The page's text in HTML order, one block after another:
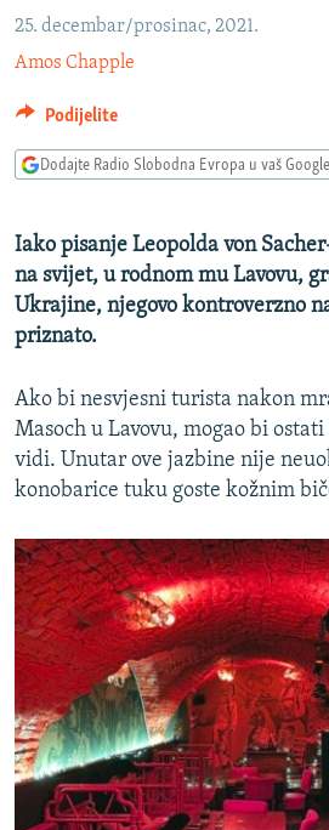
ISPRIČAJ MI
DNEVNO@RSE
SPECIJALI RSE
VIŠE OD NASLOVA
POPLAVE I KLIZIŠTA U BIH 2024.
TV LIBERTY
POST SCRIPTUM
TRI DECENIJE OD RATA U BIH
SVE KARTE DEJTONA
NASTANAK I RASPAD JUGOSLAVIJE
PRATITE NAS
Sve RFE/RL stranice
25. decembar/prosinac, 2021.
Amos Chapple
Podijelite
Dodajte Radio Slobodna Evropa u vaš
Iako pisanje Leopolda von
na svijet, u rodnom mu Lavovu,
Ukrajine, njegovo kontroverzno
priznato.
Ako bi nesvjesni turista nakon
Masoch u Lavovu, mogao bi
vidi. Unutar ove jazbine nije
konobarice tuku goste kožnim